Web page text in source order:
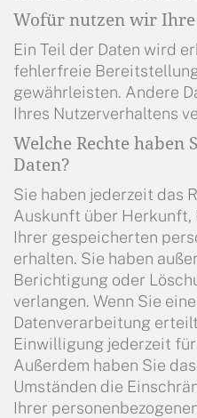
Wofür nutzen wir Ihre
Ein Teil der Daten wird
fehlerfreie
gewährleisten. Andere
Ihres Nutzerverhaltens
Welche Rechte haben
Daten?
Sie haben jederzeit das
Auskunft über Herkunft,
Ihrer gespeicherten
erhalten. Sie haben
Berichtigung oder
verlangen. Wenn Sie
Datenverarbeitung
Einwilligung jederzeit
Außerdem haben Sie
Umständen die
Ihrer